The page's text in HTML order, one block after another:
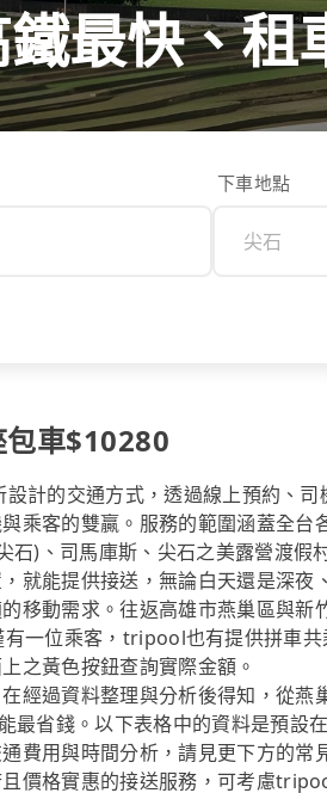
最快、租
下車地點
車$10280
計的交通方式，透過線上預約、
乘客的雙贏。服務的範圍涵蓋全台
石)、司馬庫斯、尖石之美露營渡假
就能提供接送，無論白天還是深夜
移動需求。往返高雄市燕巢區與新
一位乘客，tripool也有提供拼車
之黃色按鈕查詢實際金額。
經過資料整理與分析後得知，從燕
最省錢。以下表格中的資料是預設
費用與時間分析，請見更下方的常
價格實惠的接送服務，可考慮